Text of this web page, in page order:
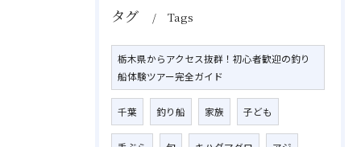
タグ Tags
栃木県からアクセス抜群！初心者歓迎の釣り
船体験ツアー完全ガイド
千葉 釣り船 家族 子ども